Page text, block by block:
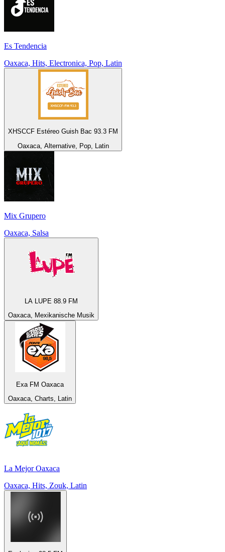
Es Tendencia
Oaxaca, Hits, Electronica, Pop, Latin
XHSCCF Estéreo Guish Bac 93.3 FM
Oaxaca, Alternative, Pop, Latin
Mix Grupero
Oaxaca, Salsa
LA LUPE 88.9 FM
Oaxaca, Mexikanische Musik
Exa FM Oaxaca
Oaxaca, Charts, Latin
La Mejor Oaxaca
Oaxaca, Hits, Zouk, Latin